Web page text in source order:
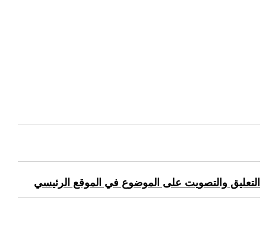
التعليق والتصويت على الموضوع في الموقع الرئيسي